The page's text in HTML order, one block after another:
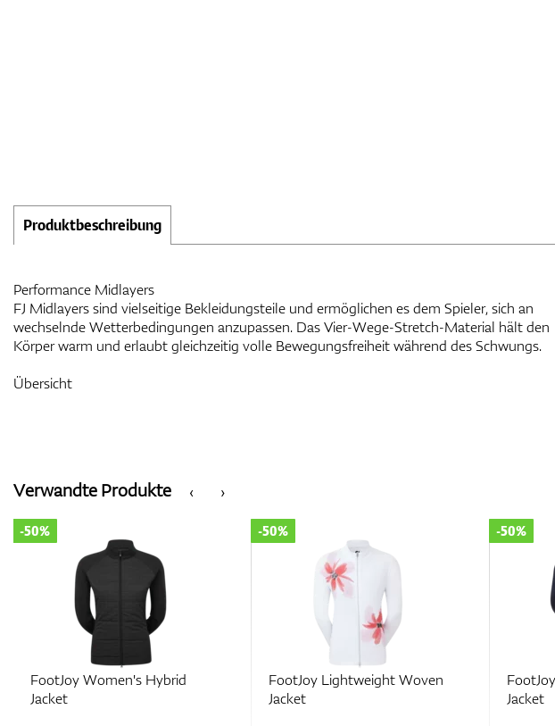
Produktbeschreibung
Performance Midlayers
FJ Midlayers sind vielseitige Bekleidungsteile und ermöglichen es dem Spieler, sich an
wechselnde Wetterbedingungen anzupassen. Das Vier-Wege-Stretch-Material hält den
Körper warm und erlaubt gleichzeitig volle Bewegungsfreiheit während des Schwungs.
Übersicht
‹
Verwandte Produkte ›
FootJoy Lightweight Woven
Jacket
-50%
FootJoy Women's Hybrid
Jacket
-50% -30%